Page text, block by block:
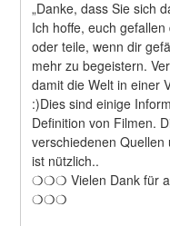
„Danke, dass Sie sich
Ich hoffe, euch
oder teile, wenn dir
mehr zu begeistern.
damit die Welt in einer
:)Dies sind einige
Definition von Filmen.
verschiedenen
ist nützlich..
❍❍❍ Vielen Dank für
❍❍❍